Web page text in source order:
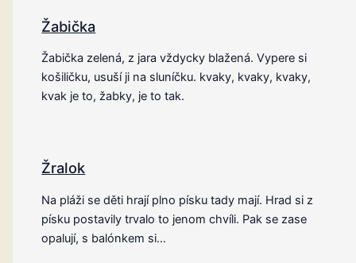
Žabička
Žabička zelená, z jara vždycky blažená. Vypere si
košiličku, usuší ji na sluníčku. kvaky, kvaky, kvaky,
kvak je to, žabky, je to tak.
Žralok
Na pláži se děti hrají plno písku tady mají. Hrad si z
písku postavily trvalo to jenom chvíli. Pak se zase
opalují, s balónkem si…